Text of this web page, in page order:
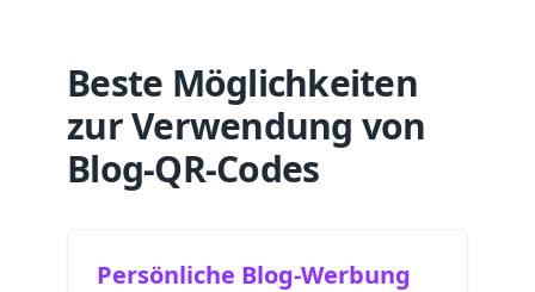
Beste Möglichkeiten
zur Verwendung von
Blog-QR-Codes
Persönliche Blog-Werbung